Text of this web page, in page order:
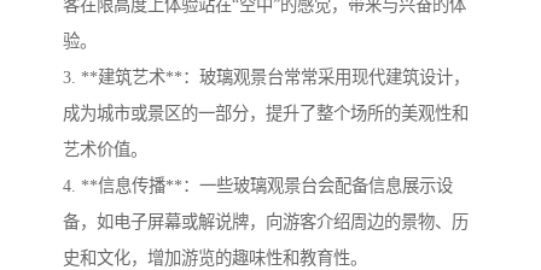
客在限高度上体验站在“空中”的感觉，带来与兴奋的体
验。
3. **建筑艺术**：玻璃观景台常常采用现代建筑设计，
成为城市或景区的一部分，提升了整个场所的美观性和
艺术价值。
4. **信息传播**：一些玻璃观景台会配备信息展示设
备，如电子屏幕或解说牌，向游客介绍周边的景物、历
史和文化，增加游览的趣味性和教育性。